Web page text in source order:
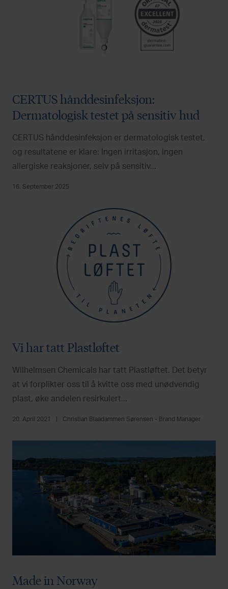
CERTUS hånddesinfeksjon:
Dermatologisk testet på sensitiv hud
CERTUS hånddesinfeksjon er dermatologisk testet,
og resultatene er klare: Ingen irritasjon, ingen
allergiske reaksjoner, selv på sensitiv...
16. September 2025
Vi har tatt Plastløftet
Wilhelmsen Chemicals har tatt Plastløftet. Det betyr
at vi forplikter oss til å kvitte oss med unødvendig
plast, øke andelen resirkulert...
20. April 2021 | Christian Blaadammen Sørensen - Brand Manager
Made in Norway